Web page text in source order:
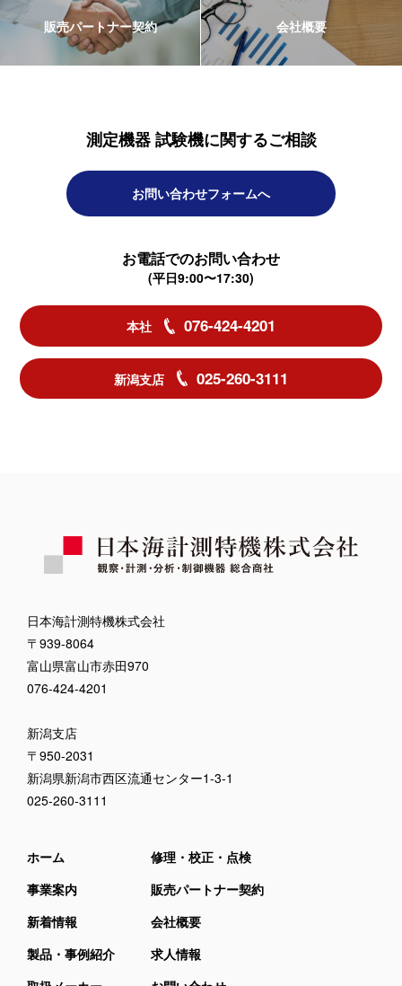
販売パートナー契約 会社概要
測定機器 試験機に関するご相談
お問い合わせフォームへ
お電話でのお問い合わせ
(平日9:00〜17:30)
本社 076-424-4201
新潟支店 025-260-3111
日本海計測特機株式会社
〒939-8064
富山県富山市赤田970
076-424-4201
新潟支店
〒950-2031
新潟県新潟市西区流通センター1-3-1
025-260-3111
ホーム
事業案内
新着情報
製品・事例紹介
修理・校正・点検
販売パートナー契約
会社概要
求人情報